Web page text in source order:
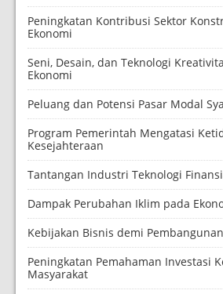
Peningkatan Kontribusi Sektor
Ekonomi
Seni, Desain, dan Teknologi
Ekonomi
Peluang dan Potensi Pasar Modal
Program Pemerintah Mengatasi
Kesejahteraan
Tantangan Industri Teknologi
Dampak Perubahan Iklim pada
Kebijakan Bisnis demi
Peningkatan Pemahaman Investasi
Masyarakat